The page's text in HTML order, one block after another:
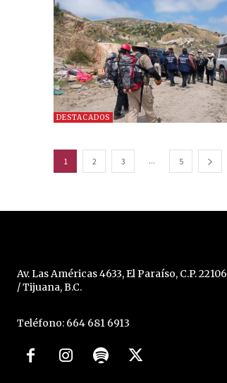
DESTACADOS
1 2 3 ... 5
Av. Las Américas 4633, El Paraíso, C.P. 22106
/ Tijuana, B.C.
Teléfono: 664 681 6913